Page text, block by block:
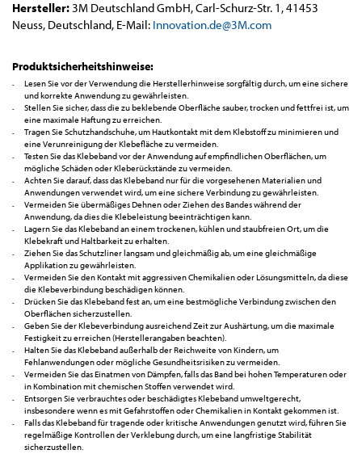
Hersteller: 3M Deutschland GmbH, Carl-Schurz-Str. 1, 41453
Neuss, Deutschland, E-Mail: Innovation.de@3M.com
Produktsicherheitshinweise:
Lesen Sie vor der Verwendung die Herstellerhinweise sorgfältig durch, um eine sichere
und korrekte Anwendung zu gewährleisten.
Stellen Sie sicher, dass die zu beklebende Oberfläche sauber, trocken und fettfrei ist, um
eine maximale Haftung zu erreichen.
Tragen Sie Schutzhandschuhe, um Hautkontakt mit dem Klebstoff zu minimieren und
eine Verunreinigung der Klebefläche zu vermeiden.
Testen Sie das Klebeband vor der Anwendung auf empfindlichen Oberflächen, um
mögliche Schäden oder Kleberückstände zu vermeiden.
Achten Sie darauf, dass das Klebeband nur für die vorgesehenen Materialien und
Anwendungen verwendet wird, um eine sichere Verbindung zu gewährleisten.
Vermeiden Sie übermäßiges Dehnen oder Ziehen des Bandes während der
Anwendung, da dies die Klebeleistung beeinträchtigen kann.
Lagern Sie das Klebeband an einem trockenen, kühlen und staubfreien Ort, um die
Klebekraft und Haltbarkeit zu erhalten.
Ziehen Sie das Schutzliner langsam und gleichmäßig ab, um eine gleichmäßige
Applikation zu gewährleisten.
Vermeiden Sie den Kontakt mit aggressiven Chemikalien oder Lösungsmitteln, da diese
die Klebeverbindung beschädigen können.
Drücken Sie das Klebeband fest an, um eine bestmögliche Verbindung zwischen den
Oberflächen sicherzustellen.
Geben Sie der Klebeverbindung ausreichend Zeit zur Aushärtung, um die maximale
Festigkeit zu erreichen (Herstellerangaben beachten).
Halten Sie das Klebeband außerhalb der Reichweite von Kindern, um
Fehlanwendungen oder mögliche Gesundheitsrisiken zu vermeiden.
Vermeiden Sie das Einatmen von Dämpfen, falls das Band bei hohen Temperaturen oder
in Kombination mit chemischen Stoffen verwendet wird.
Entsorgen Sie verbrauchtes oder beschädigtes Klebeband umweltgerecht,
insbesondere wenn es mit Gefahrstoffen oder Chemikalien in Kontakt gekommen ist.
Falls das Klebeband für tragende oder kritische Anwendungen genutzt wird, führen Sie
regelmäßige Kontrollen der Verklebung durch, um eine langfristige Stabilität
sicherzustellen.